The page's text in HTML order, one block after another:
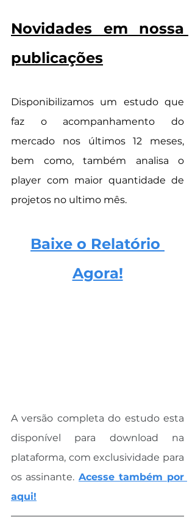
Novidades em nossa
publicações
Disponibilizamos um estudo que
faz o acompanhamento do
mercado nos últimos 12 meses,
bem como, também analisa o
player com maior quantidade de
projetos no ultimo mês.
Baixe o Relatório
Agora!
A versão completa do estudo esta
disponível para download na
plataforma, com exclusividade para
os assinante. Acesse também por
aqui!